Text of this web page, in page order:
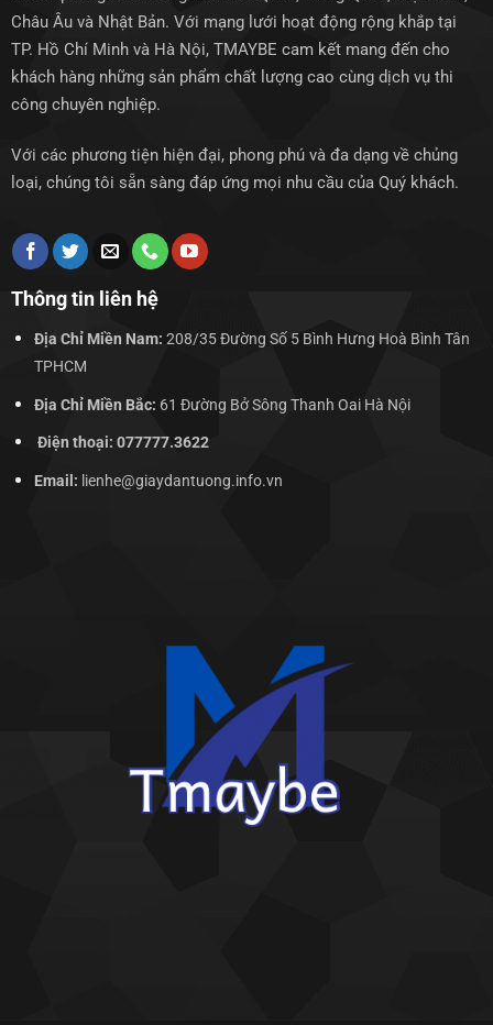
Châu Âu và Nhật Bản. Với mạng lưới hoạt động rộng khắp tại
TP. Hồ Chí Minh và Hà Nội, TMAYBE cam kết mang đến cho
khách hàng những sản phẩm chất lượng cao cùng dịch vụ thi
công chuyên nghiệp.
Với các phương tiện hiện đại, phong phú và đa dạng về chủng
loại, chúng tôi sẵn sàng đáp ứng mọi nhu cầu của Quý khách.
Thông tin liên hệ
Địa Chỉ Miền Nam: 208/35 Đường Số 5 Bình Hưng Hoà Bình Tân
TPHCM
Địa Chỉ Miền Bắc: 61 Đường Bở Sông Thanh Oai Hà Nội
Điện thoại: 077777.3622
Email: lienhe@giaydantuong.info.vn